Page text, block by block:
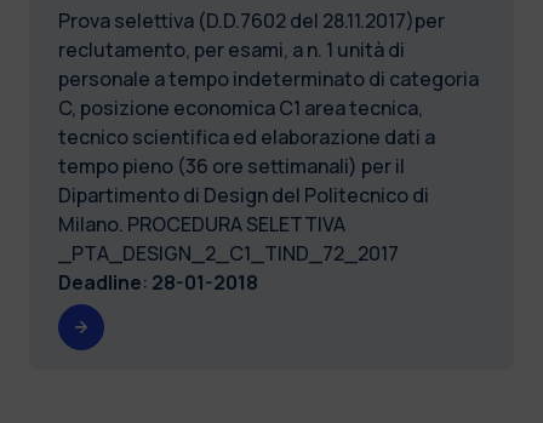
Prova selettiva (D.D.7602 del 28.11.2017)per
reclutamento, per esami, a n. 1 unità di
personale a tempo indeterminato di categoria
C, posizione economica C1 area tecnica,
tecnico scientifica ed elaborazione dati a
tempo pieno (36 ore settimanali) per il
Dipartimento di Design del Politecnico di
Milano. PROCEDURA SELETTIVA
_PTA_DESIGN_2_C1_TIND_72_2017
Deadline: 28-01-2018